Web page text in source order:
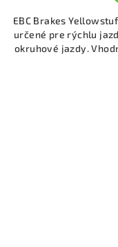
EBC Brakes
určené pre rýchlu
okruhové jazdy.